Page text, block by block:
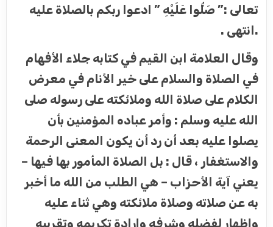
تعالى :” صَلُّوا عَلَيْهِ ” ادعوا ربكم بالصلاة عليه
.انتهى .
وقال العلامة ابن القيم في كتابه جلاء الأفهام
في الصلاة والسلام على خير الأنام في معرض
الكلام على صلاة الله وملائكته على رسوله صلى
الله عليه وسلم : وأمر عباده المؤمنين بأن
يصلوا عليه بعد أن رد أن يكون المعنى الرحمة
والاستغفار ، قال : بل الصلاة المأمور بها فيها –
يعني آية الأحزاب – هي الطلب من الله ما أخبر
به عن صلاته وصلاة ملائكته وهي ثناء عليه
وإظهار لفضله وشرفه وإرادة تكريمه وتقريبه